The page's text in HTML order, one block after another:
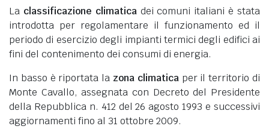
La classificazione climaticadei comuni italiani è stata
introdotta per regolamentare il funzionamento ed il
periodo di esercizio degli impianti termici degli edifici ai
fini del contenimento dei consumi di energia.
In basso è riportata la zona climaticaper il territorio di
Monte Cavallo, assegnata con Decreto del Presidente
della Repubblica n. 412 del 26 agosto 1993 e successivi
aggiornamenti fino al 31 ottobre 2009.